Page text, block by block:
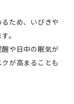
ため、いびきや
。
や日中の眠気が
が高まることも